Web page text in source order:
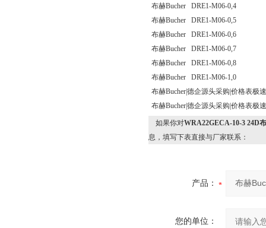
布赫Bucher DRE1-M06-0,4
布赫Bucher DRE1-M06-0,5
布赫Bucher DRE1-M06-0,6
布赫Bucher DRE1-M06-0,7
布赫Bucher DRE1-M06-0,8
布赫Bucher DRE1-M06-1,0
布赫Bucher|德企源头采购|价格表极
布赫Bucher|德企源头采购|价格表极
如果你对WRA22GECA-10-3 24D
息，填写下表直接与厂家联系：
产品：
您的单位：